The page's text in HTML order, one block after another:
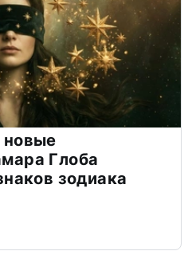
новые
Глоба
зодиака